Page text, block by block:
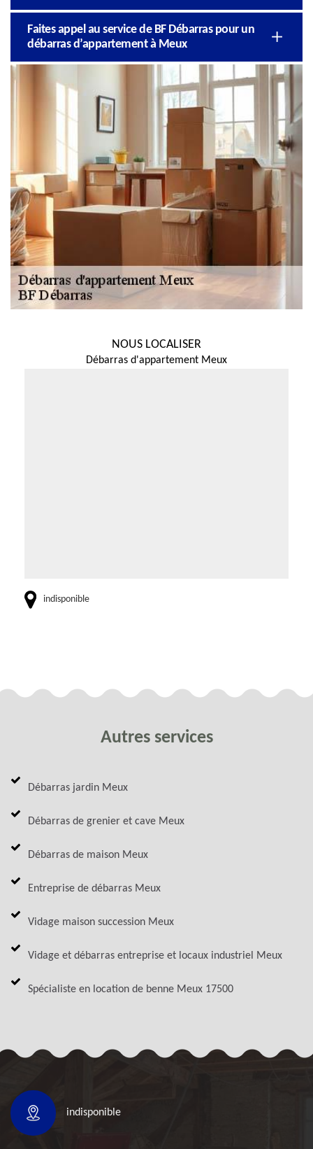
Faites appel au service de BF Débarras pour un
débarras d’appartement à Meux
NOUS LOCALISER
Débarras d'appartement Meux
indisponible
Autres services
Débarras jardin Meux
Débarras de grenier et cave Meux
Débarras de maison Meux
Entreprise de débarras Meux
Vidage maison succession Meux
Vidage et débarras entreprise et locaux industriel Meux
Spécialiste en location de benne Meux 17500
indisponible